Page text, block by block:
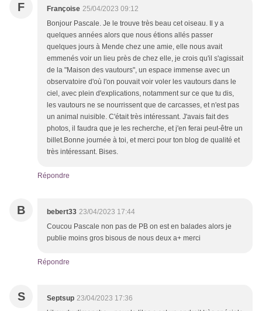
F Françoise 25/04/2023 09:12
Bonjour Pascale. Je le trouve très beau cet oiseau. Il y a
quelques années alors que nous étions allés passer
quelques jours à Mende chez une amie, elle nous avait
emmenés voir un lieu près de chez elle, je crois qu'il s'agissait
de la "Maison des vautours", un espace immense avec un
observatoire d'où l'on pouvait voir voler les vautours dans le
ciel, avec plein d'explications, notamment sur ce que tu dis,
les vautours ne se nourrissent que de carcasses, et n'est pas
un animal nuisible. C'était très intéressant. J'avais fait des
photos, il faudra que je les recherche, et j'en ferai peut-être un
billet.Bonne journée à toi, et merci pour ton blog de qualité et
très intéressant. Bises.
Répondre
B bebert33 23/04/2023 17:44
Coucou Pascale non pas de PB on est en balades alors je
publie moins gros bisous de nous deux a+ merci
Répondre
S Septsup 23/04/2023 17:36